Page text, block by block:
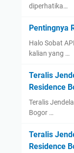
diperhatika…
Pentingnya
Halo Sobat
kalian yang …
Teralis
Residence
Teralis
Bogor …
Teralis
Residence